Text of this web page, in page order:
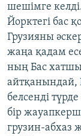
Русский
ЖАЗЫЛЫҢЫЗ
Басқа
шешімге
Йорктегі бас
Грузияны
жаңа қадам
ның Бас
айтқанындай,
белсенді
бір
грузин-абхаз